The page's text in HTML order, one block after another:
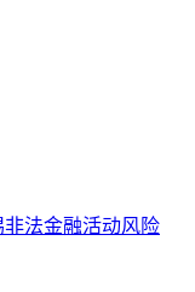
非法金融活动风险